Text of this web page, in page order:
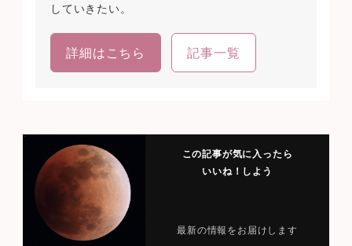
していきたい。
詳細はこちら 記事一覧
この記事が気に入ったら
いいね！しよう
最新の情報をお届けします